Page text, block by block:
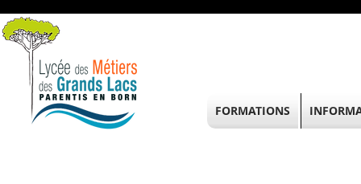
FORMATIONS